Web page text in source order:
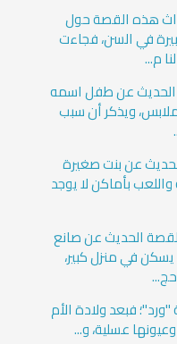
هذه القصة حول
في السن، فجاءت
م...
الحديث عن طفل اسمه
ويذكر أن سبب
عن بنت صغيرة
بأماكن لا يوجد
الحديث عن صانع
يسكن في منزل كبير،
فبعد ولادة الأم
عسلية، و...